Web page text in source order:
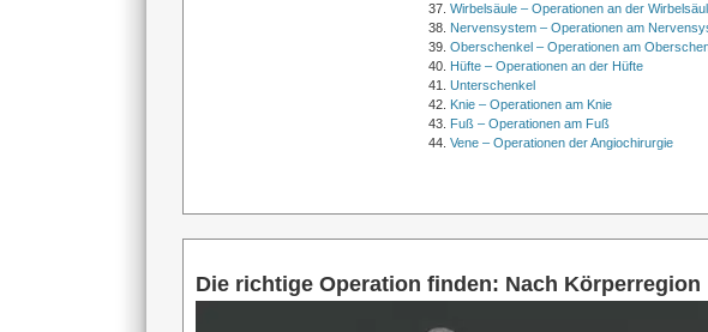
Wirbelsäule – Operationen an der
Nervensystem – Operationen am
Oberschenkel – Operationen am
Hüfte – Operationen an der Hüfte
Unterschenkel
Knie – Operationen am Knie
Fuß – Operationen am Fuß
Vene – Operationen der Angiochirurgie
Die richtige Operation finden: Nach Körperregion